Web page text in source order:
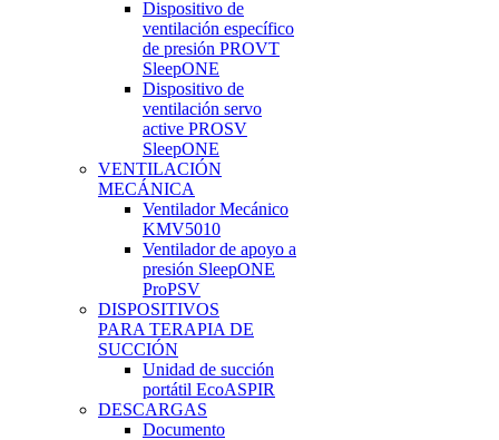
Dispositivo de
ventilación específico
de presión PROVT
SleepONE
Dispositivo de
ventilación servo
active PROSV
SleepONE
VENTILACIÓN
MECÁNICA
Ventilador Mecánico
KMV5010
Ventilador de apoyo a
presión SleepONE
ProPSV
DISPOSITIVOS
PARA TERAPIA DE
SUCCIÓN
Unidad de succión
portátil EcoASPIR
DESCARGAS
Documento